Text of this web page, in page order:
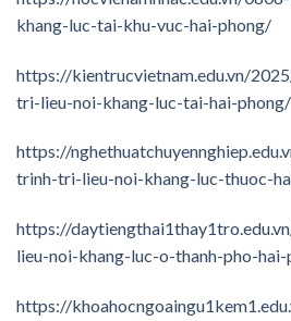
khang-luc-tai-khu-vuc-hai-phong/
https://kientrucvietnam.edu.vn/
tri-lieu-noi-khang-luc-tai-hai-phong/
https://
trinh-tri-lieu-noi-khang-luc-thuoc-
https://
lieu-noi-khang-luc-o-thanh-pho-
https://